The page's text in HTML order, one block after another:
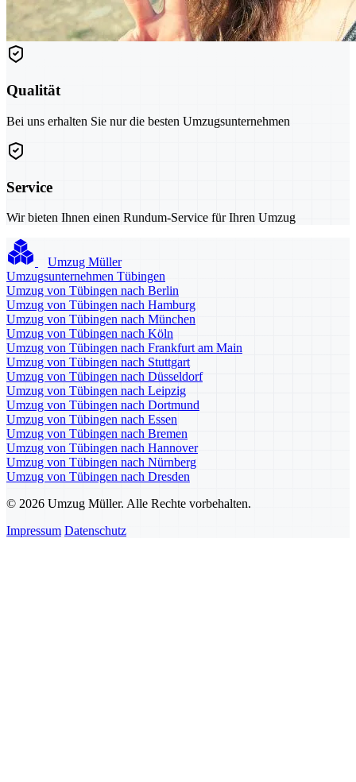
Qualität
Bei uns erhalten Sie nur die besten Umzugsunternehmen
Service
Wir bieten Ihnen einen Rundum-Service für Ihren Umzug
Umzug Müller
Umzugsunternehmen Tübingen
Umzug von Tübingen nach Berlin
Umzug von Tübingen nach Hamburg
Umzug von Tübingen nach München
Umzug von Tübingen nach Köln
Umzug von Tübingen nach Frankfurt am Main
Umzug von Tübingen nach Stuttgart
Umzug von Tübingen nach Düsseldorf
Umzug von Tübingen nach Leipzig
Umzug von Tübingen nach Dortmund
Umzug von Tübingen nach Essen
Umzug von Tübingen nach Bremen
Umzug von Tübingen nach Hannover
Umzug von Tübingen nach Nürnberg
Umzug von Tübingen nach Dresden
© 2026 Umzug Müller. Alle Rechte vorbehalten.
Impressum Datenschutz